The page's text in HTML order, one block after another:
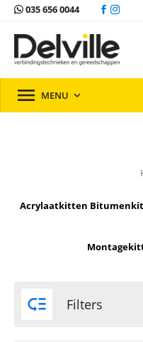
035 656 0044
 MENU 
Acrylaatkitten
 Filters